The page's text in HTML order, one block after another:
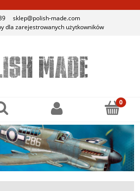
sklep@polish-made.com
dla zarejestrowanych użytkowników